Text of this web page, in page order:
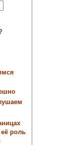
роль